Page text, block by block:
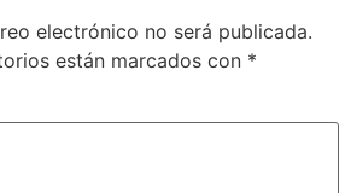
electrónico no será publicada.
están marcados con *